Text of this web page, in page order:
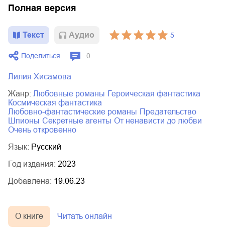
Полная версия
Текст Aудио 5
Поделиться 0
Лилия Хисамова
Жанр:
любовные романы
героическая фантастика
космическая фантастика
любовно-фантастические романы
предательство
шпионы
секретные агенты
от ненависти до любви
очень откровенно
Язык: Русский
Год издания: 2023
Добавлена: 19.06.23
О книге Читать онлайн